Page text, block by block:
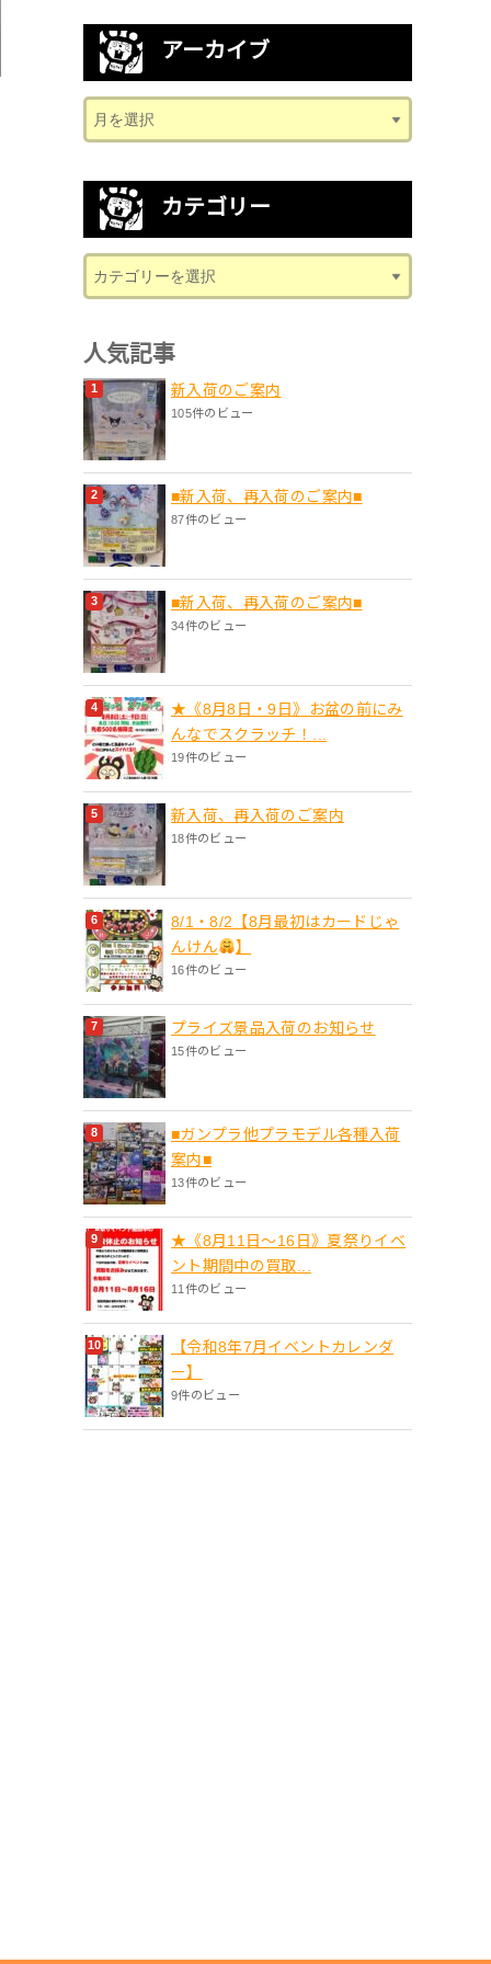
アーカイブ
カテゴリー
人気記事
新入荷のご案内
105件のビュー
■新入荷、再入荷のご案内■
87件のビュー
■新入荷、再入荷のご案内■
34件のビュー
★《8月8日・9日》お盆の前にみ
んなでスクラッチ！...
19件のビュー
新入荷、再入荷のご案内
18件のビュー
8/1・8/2【8月最初はカードじゃ
んけん
】
16件のビュー
プライズ景品入荷のお知らせ
15件のビュー
■ガンプラ他プラモデル各種入荷
案内■
13件のビュー
★《8月11日～16日》夏祭りイベ
ント期間中の買取...
11件のビュー
【令和8年7月イベントカレンダ
ー】
9件のビュー